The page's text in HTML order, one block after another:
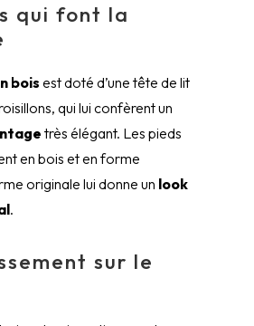
qui font la
boisest doté d’une tête de lit
qui lui confèrent un
très élégant. Les pieds
en bois et en forme
originale lui donne un look
.
sur le